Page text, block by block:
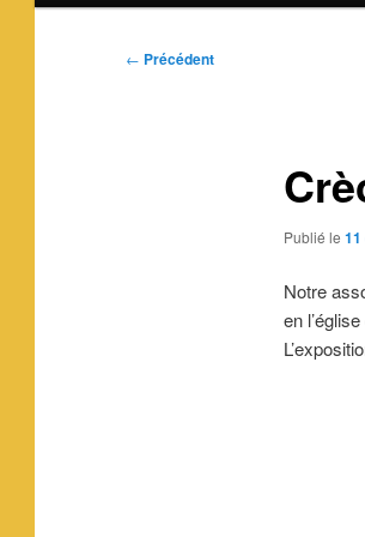
Navigation
← Précédent
Publié le
Notre
en